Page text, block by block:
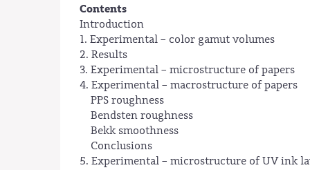
Contents
Introduction
1. Experimental – color gamut volumes
2. Results
3. Experimental – microstructure of papers
4. Experimental – macrostructure of papers
PPS roughness
Bendsten roughness
Bekk smoothness
Conclusions
5. Experimental – microstructure of UV ink